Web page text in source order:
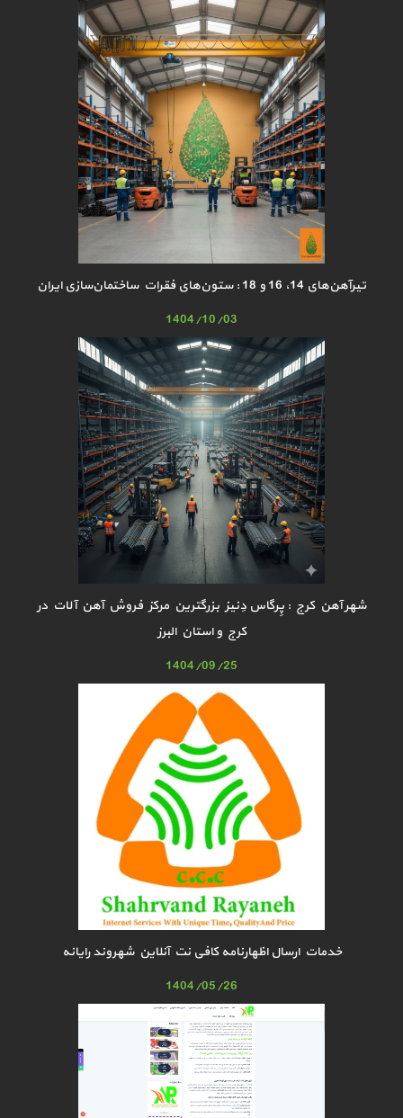
تیرآهن‌های 14، 16 و 18 : ستون‌های فقرات ساختمان‌سازی ایران
1404/10/03
شهر آهن کرج : پِرگاس دِنیز بزرگترین مرکز فروش آهن آلات در
کرج و استان البرز
1404/09/25
خدمات ارسال اظهارنامه کافی نت آنلاین شهروند رایانه
1404/05/26